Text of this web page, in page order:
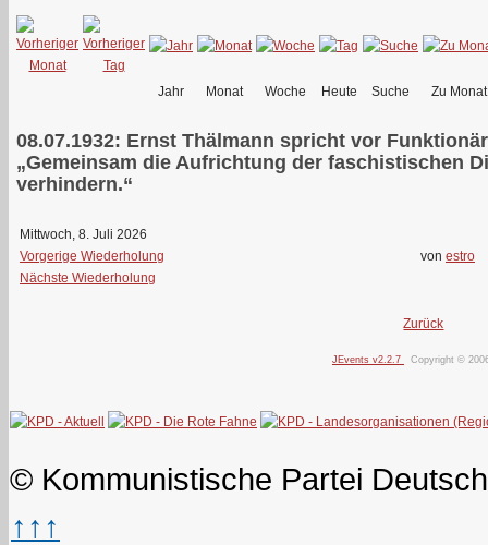
Jahr Monat Woche Heute Suche Zu Monat
08.07.1932: Ernst Thälmann spricht vor
„Gemeinsam die Aufrichtung der faschistischen
verhindern.“
Mittwoch, 8. Juli 2026
Vorgerige Wiederholung
Nächste Wiederholung
von estro
Zurück
JEvents v2.2.7 Copyright ©
© Kommunistische Partei
↑↑↑